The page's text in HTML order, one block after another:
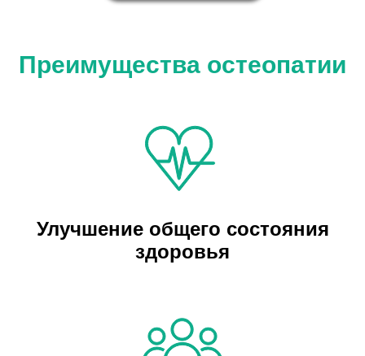
Преимущества остеопатии
Улучшение общего состояния
здоровья